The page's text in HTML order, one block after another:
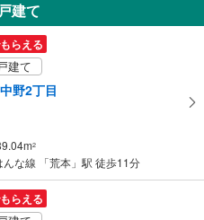
倉治6丁目
建て
らえる
建て
野2丁目
2
んな線 「荒本」駅 徒歩11分
らえる